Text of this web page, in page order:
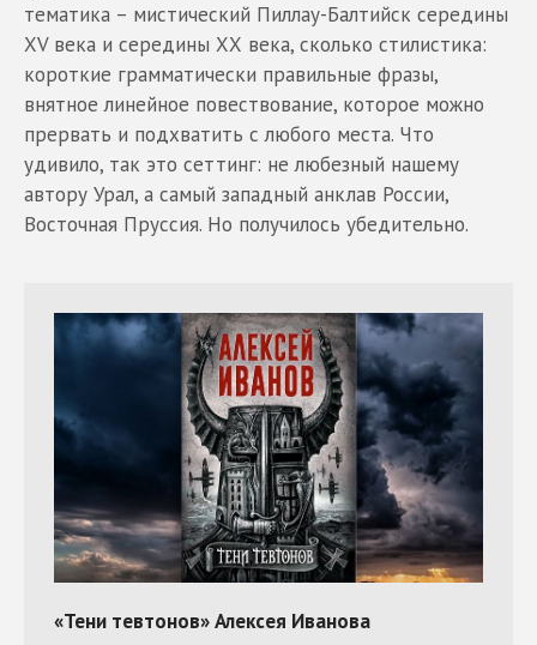
тематика – мистический Пиллау-Балтийск середины
XV века и середины ХХ вeкa, сколько стилистика:
короткие грамматически правильные фразы,
внятное линейное повествование, которое можно
прервать и подхватить с любого места. Что
удивило, так это сеттинг: не любезный нашему
автору Урал, а самый западный анклав России,
Восточная Пруссия. Но получилось убедительно.